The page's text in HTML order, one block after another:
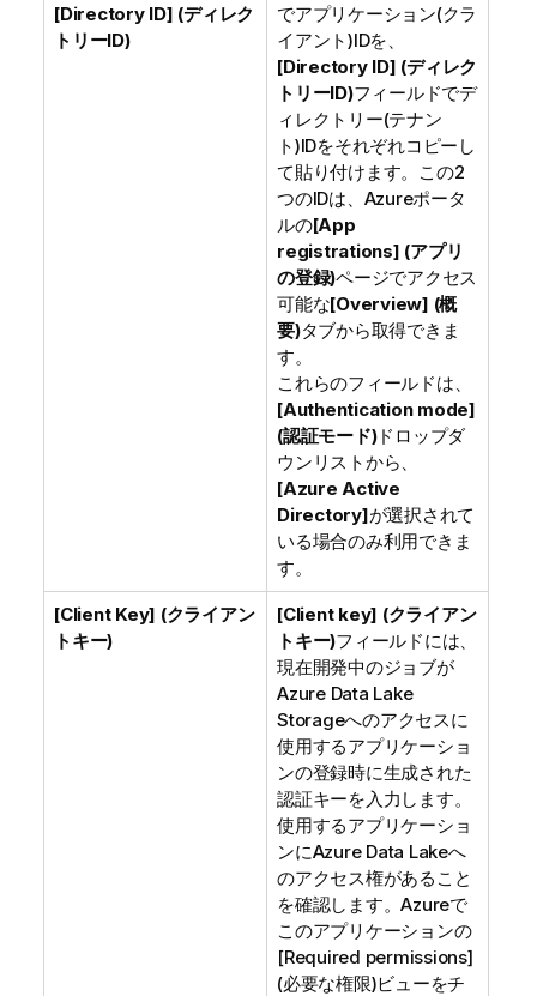
[Directory ID] (ディレク
トリーID)
でアプリケーション(クラ
イアント)IDを、
[Directory ID] (ディレク
トリーID)フィールドでデ
ィレクトリー(テナン
ト)IDをそれぞれコピーし
て貼り付けます。この2
つのIDは、Azureポータ
ルの[App
registrations] (アプリ
の登録)ページでアクセス
可能な[Overview] (概
要)タブから取得できま
す。
これらのフィールドは、
[Authentication mode]
(認証モード)ドロップダ
ウンリストから、
[Azure Active
Directory]が選択されて
いる場合のみ利用できま
す。
[Client Key] (クライアン
トキー)
[Client key] (クライアン
トキー)フィールドには、
現在開発中のジョブが
Azure Data Lake
Storageへのアクセスに
使用するアプリケーショ
ンの登録時に生成された
認証キーを入力します。
使用するアプリケーショ
ンにAzure Data Lakeへ
のアクセス権があること
を確認します。Azureで
このアプリケーションの
[Required permissions]
(必要な権限)ビューをチ